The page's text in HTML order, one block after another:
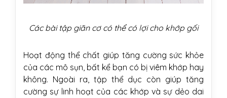
Các bài tập giãn cơ có thể có lợi cho khớp gối
Hoạt động thể chất giúp tăng cường sức khỏe
của các mô sụn, bất kể bạn có bị viêm khớp hay
không. Ngoài ra, tập thể dục còn giúp tăng
cường sự linh hoạt của các khớp và sự dẻo dai